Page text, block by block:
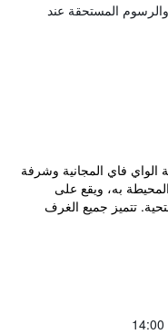
المستحقة عند
الواي فاي المجانية وشرفة
به، ويقع على
وعلى بعد 5 كم من فتحية. تتميز جميع الغرف
14:00